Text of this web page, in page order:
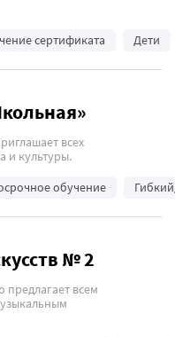
сертификата Дети
всех
и культуры.
обучение
№ 2
всем